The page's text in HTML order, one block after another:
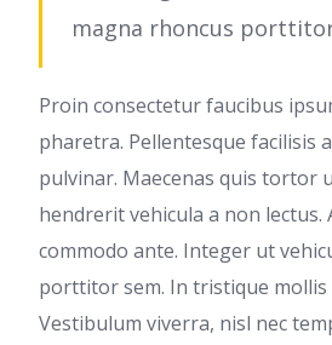
magna rhoncus
Proin consectetur faucibus
pharetra. Pellentesque facilisis
pulvinar. Maecenas quis tortor
hendrerit vehicula a non lectus.
commodo ante. Integer ut
porttitor sem. In tristique mollis
Vestibulum viverra, nisl nec